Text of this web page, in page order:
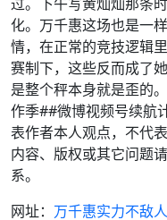
化。万千惠这场也是一
情，在正常的竞技逻辑
赛制下，这些反而成了
是整个秤本身就是歪的
作季##微博视频号续航
表作者本人观点，不代
内容、版权或其它问题
系。
网址： 万千惠实力不敌